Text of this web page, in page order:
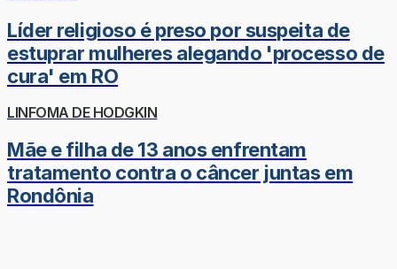
Líder religioso é preso por suspeita de
estuprar mulheres alegando 'processo de
cura' em RO
LINFOMA DE HODGKIN
Mãe e filha de 13 anos enfrentam
tratamento contra o câncer juntas em
Rondônia